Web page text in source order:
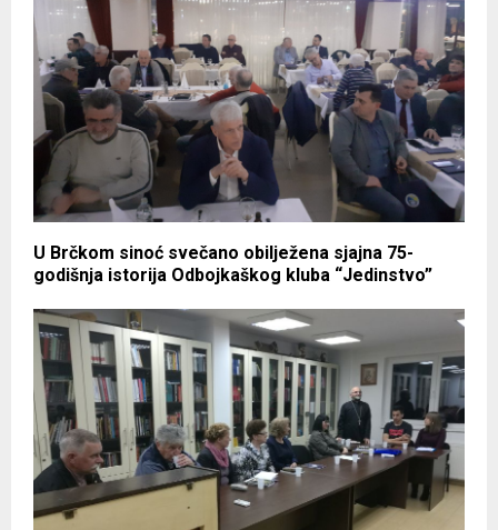
U Brčkom sinoć svečano obilježena sjajna 75-
godišnja istorija Odbojkaškog kluba “Jedinstvo”